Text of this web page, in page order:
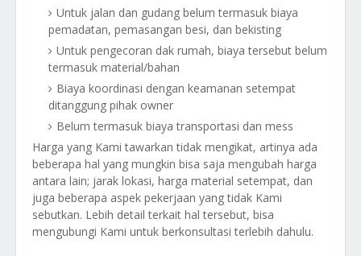
Untuk jalan dan gudang belum termasuk biaya
pemadatan, pemasangan besi, dan bekisting
Untuk pengecoran dak rumah, biaya tersebut belum
termasuk material/bahan
Biaya koordinasi dengan keamanan setempat
ditanggung pihak owner
Belum termasuk biaya transportasi dan mess
Harga yang Kami tawarkan tidak mengikat, artinya ada
beberapa hal yang mungkin bisa saja mengubah harga
antara lain; jarak lokasi, harga material setempat, dan
juga beberapa aspek pekerjaan yang tidak Kami
sebutkan. Lebih detail terkait hal tersebut, bisa
mengubungi Kami untuk berkonsultasi terlebih dahulu.